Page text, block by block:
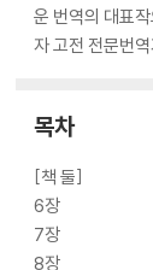
운 번역의 대표
자 고전 전문번
목차
[책 둘]
6장
7장
8장